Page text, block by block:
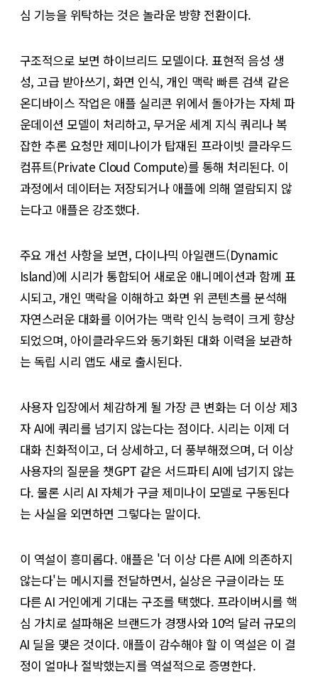
심 기능을 위탁하는 것은 놀라운 방향 전환이다.
구조적으로 보면 하이브리드 모델이다. 표현적 음성 생
성, 고급 받아쓰기, 화면 인식, 개인 맥락 빠른 검색 같은
온디바이스 작업은 애플 실리콘 위에서 돌아가는 자체 파
운데이션 모델이 처리하고, 무거운 세계 지식 쿼리나 복
잡한 추론 요청만 제미나이가 탑재된 프라이빗 클라우드
컴퓨트(Private Cloud Compute)를 통해 처리된다. 이
과정에서 데이터는 저장되거나 애플에 의해 열람되지 않
는다고 애플은 강조했다.
주요 개선 사항을 보면, 다이나믹 아일랜드(Dynamic
Island)에 시리가 통합되어 새로운 애니메이션과 함께 표
시되고, 개인 맥락을 이해하고 화면 위 콘텐츠를 분석해
자연스러운 대화를 이어가는 맥락 인식 능력이 크게 향상
되었으며, 아이클라우드와 동기화된 대화 이력을 보관하
는 독립 시리 앱도 새로 출시된다.
사용자 입장에서 체감하게 될 가장 큰 변화는 더 이상 제3
자 AI에 쿼리를 넘기지 않는다는 점이다. 시리는 이제 더
대화 친화적이고, 더 상세하고, 더 풍부해졌으며, 더 이상
사용자의 질문을 챗GPT 같은 서드파티 AI에 넘기지 않는
다. 물론 시리 AI 자체가 구글 제미나이 모델로 구동된다
는 사실을 외면하면 그렇다는 말이다.
이 역설이 흥미롭다. 애플은 '더 이상 다른 AI에 의존하지
않는다'는 메시지를 전달하면서, 실상은 구글이라는 또
다른 AI 거인에게 기대는 구조를 택했다. 프라이버시를 핵
심 가치로 설파해온 브랜드가 경쟁사와 10억 달러 규모의
AI 딜을 맺은 것이다. 애플이 감수해야 할 이 역설은 이 결
정이 얼마나 절박했는지를 역설적으로 증명한다.